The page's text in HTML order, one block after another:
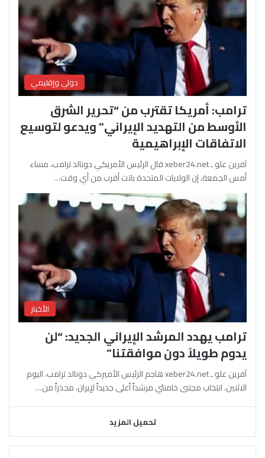
دولي وإقليمي
ترامب: أمريكا تقترب من “تحرير الشرق
الأوسط من التهديد الإيراني” ويدعو لتوسيع
الاتفاقات الإبراهيمية
آفرين علو ـ xeber24.net قال الرئيس الأمريكي دونالد ترامب، مساء
أمس الجمعة، إن الولايات المتحدة باتت أقرب من أي وقت…
الأخبار
ترامب يهدد المرشد الإيراني الجديد: “لن
يدوم طويلاً دون موافقتنا”
آفرين علو ـ xeber24.net هاجم الرئيس الأميركي دونالد ترامب، اليوم
الاثنين، انتخاب مجتبى خامنئي مرشداً أعلى جديداً لإيران، محذراً من…
تحميل المزيد